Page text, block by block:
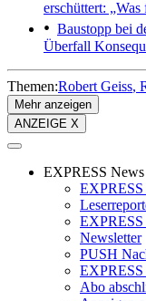
erschüttert:
Baustopp bei
Überfall
Themen:Robert Geiss
Mehr anzeigen
ANZEIGE X
EXPRESS News
EXPRESS
Newsletter
PUSH
EXPRESS
Abo